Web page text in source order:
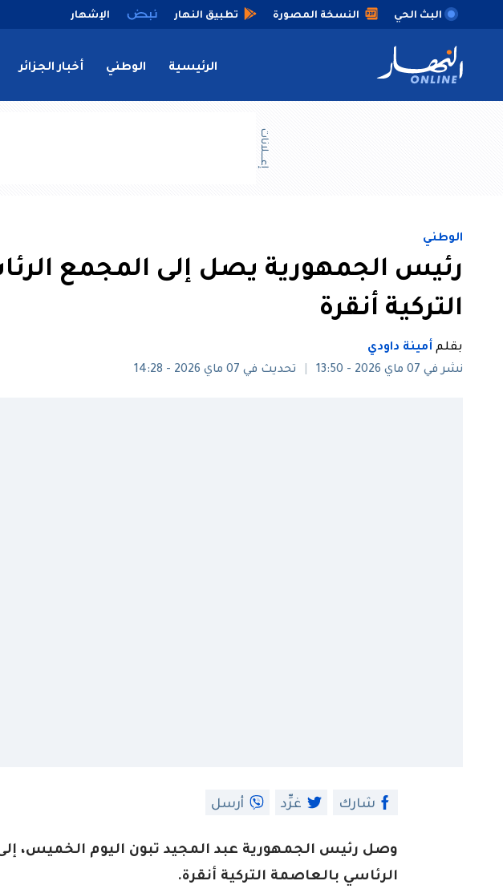
البث الحي النسخة المصورة تطبيق النهار الإشهار
الرئيسية الوطني أخبار الجزائر
إعــــلانات
الوطني
رئيس الجمهورية يصل إلى المجمع
التركية أنقرة
بقلم أمينة داودي
نشر في 07 ماي 2026 - 13:50
تحديث في 07 ماي 2026 - 14:28
شارك غرِّد أرسل
وصل رئيس الجمهورية عبد المجيد تبون اليوم الخميس،
الرئاسي بالعاصمة التركية أنقرة.